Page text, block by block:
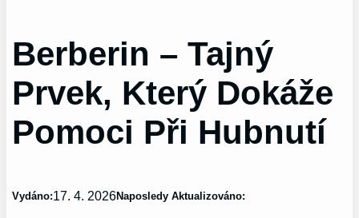
Berberin – Tajný
Prvek, Který Dokáže
Pomoci Při Hubnutí
Vydáno:17. 4. 2026Naposledy Aktualizováno: